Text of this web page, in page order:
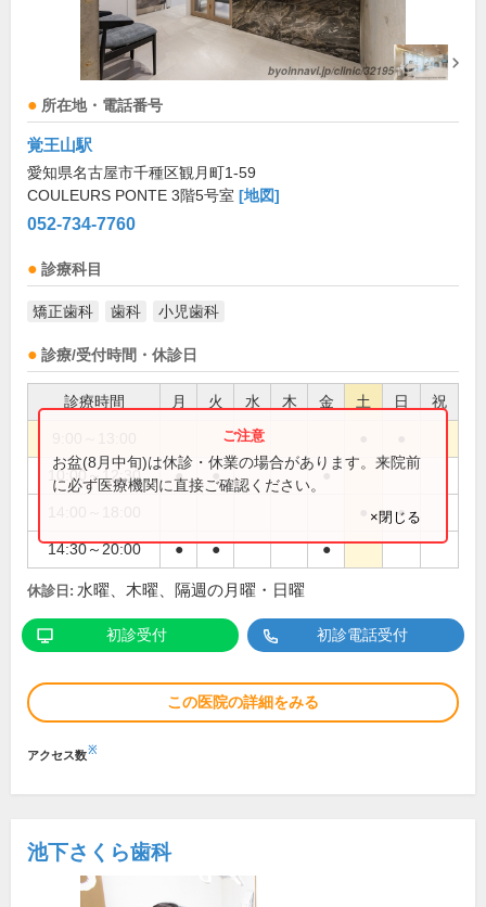
所在地・電話番号
覚王山駅
愛知県名古屋市千種区観月町1-59
COULEURS PONTE 3階5号室 [地図]
052-734-7760
診療科目
矯正歯科 歯科 小児歯科
診療/受付時間・休診日
診療時間 月 火 水 木 金 土 日 祝
10:00～12:30 ● ● ●
●
14:30～20:00 ● ● ●
お盆(8月中旬)は休診・休業の場合があります。来院前
に必ず医療機関に直接ご確認ください。
×閉じる
休診日: 水曜、木曜、隔週の月曜・日曜
初診受付 初診電話受付
この医院の詳細をみる
アクセス数※
池下さくら歯科